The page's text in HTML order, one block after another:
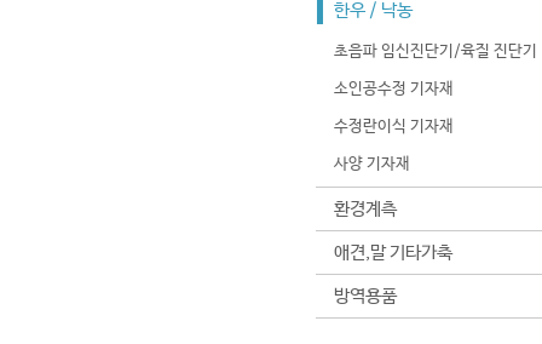
한우 / 낙농
초음파 임신진단기/육질 진단기
소인공수정 기자재
수정란이식 기자재
사양 기자재
환경계측
애견,말 기타가축
방역용품